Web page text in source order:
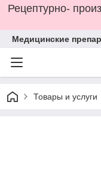
Рецептурно-
Медицинские
Товары и услуги